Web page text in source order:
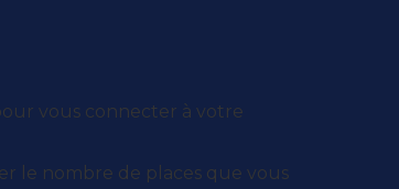
vous connecter à votre
le nombre de places que vous